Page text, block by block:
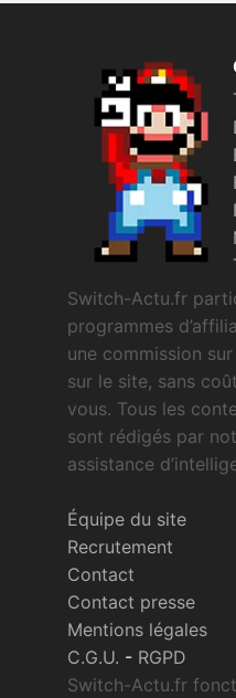
Switch-Actu.fr
programmes
une commission
sur le site, sans
vous. Tous les
sont rédigés par
assistance
Équipe du site
Recrutement
Contact
Contact presse
Mentions légales
C.G.U. - RGPD
Switch-Actu.fr